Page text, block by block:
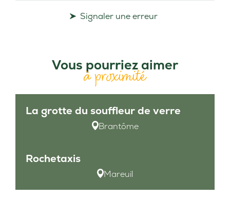
Signaler une erreur
Vous pourriez aimer
à proximité
La grotte du souffleur de verre
Brantôme
Rochetaxis
Mareuil